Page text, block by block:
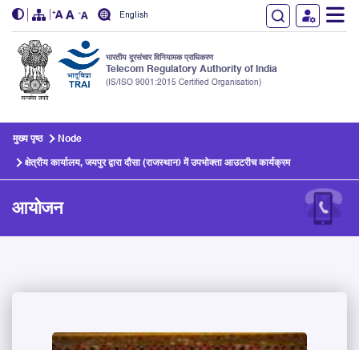
English
भारतीय दूरसंचार विनियामक प्राधिकरण
Telecom Regulatory Authority of India
(IS/ISO 9001:2015 Certified Organisation)
मुख्य पृष्ठ Node
क्षेत्रीय कार्यालय, जयपुर द्वारा दौसा (राजस्थान) में उपभोक्ता आउटरीच कार्यक्रम
आयोजन